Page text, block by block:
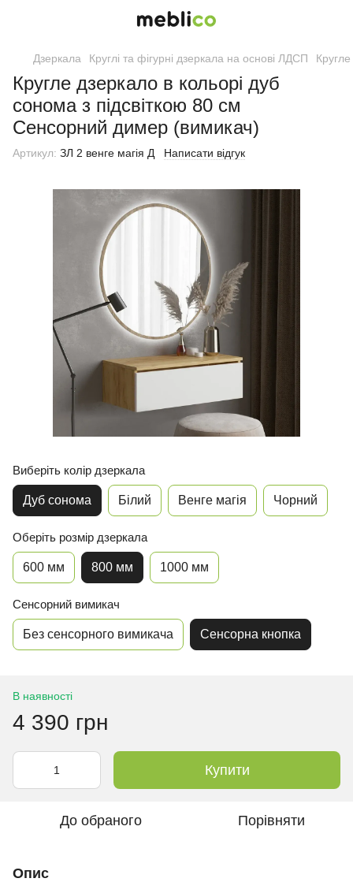
Дзеркала Круглі та фігурні дзеркала на основі ЛДСП
Кругле дзеркало в кольорі дуб
сонома з підсвіткою 80 см
Сенсорний димер (вимикач)
Артикул: ЗЛ 2 венге магія Д Написати відгук
Виберіть колір дзеркала
Дуб сонома Білий Венге магія Чорний
Оберіть розмір дзеркала
600 мм 800 мм 1000 мм
Сенсорний вимикач
Без сенсорного вимикача Сенсорна кнопка
В наявності
4 390 грн
Купити
До обраного Порівняти
Опис